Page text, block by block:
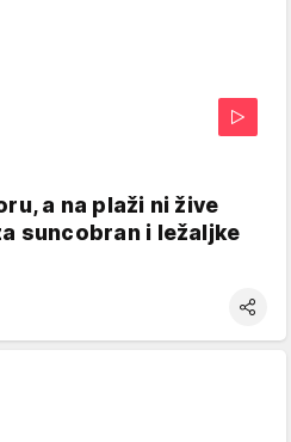
a na plaži ni žive
suncobran i ležaljke